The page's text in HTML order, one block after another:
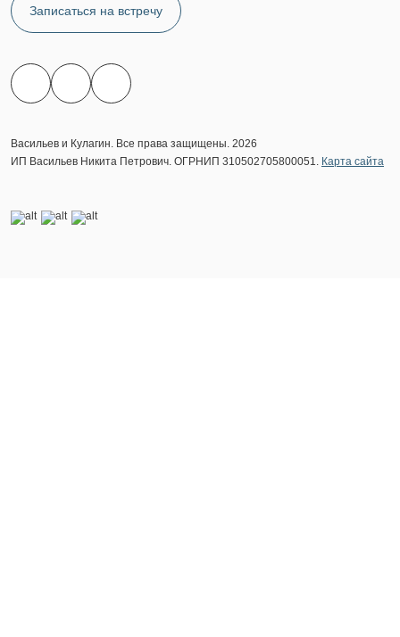
Записаться на встречу
Васильев и Кулагин. Все права защищены. 2026
ИП Васильев Никита Петрович. ОГРНИП 310502705800051. Карта сайта